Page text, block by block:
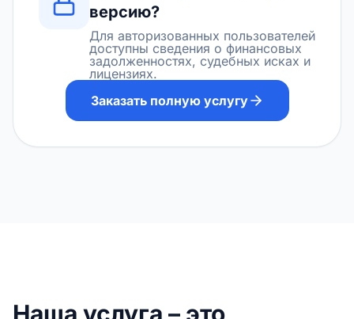
версию?
Для авторизованных пользователей
доступны сведения о финансовых
задолженностях, судебных исках и
лицензиях.
Заказать полную услугу